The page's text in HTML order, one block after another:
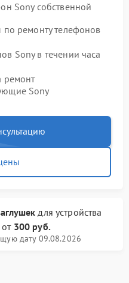
Sony собственной
ремонту телефонов
Sony в течении часа
ремонт
Sony
для устройства
от 300 руб.
дату 09.08.2026